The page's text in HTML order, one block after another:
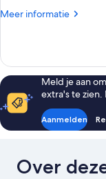
Meer informatie
Meer
Meld je aan
extra's te
Aanmelden
Over